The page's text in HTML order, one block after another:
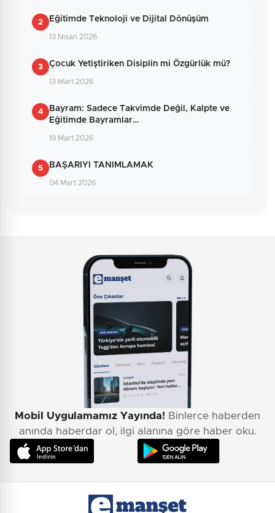
Güvenlik Sorusu:
2 Eğitimde Teknoloji ve Dijital Dönüşüm
13 Nisan 2026
3 Çocuk Yetiştiriken Disiplin mi Özgürlük mü?
13 Mart 2026
4
Bayram: Sadece Takvimde Değil, Kalpte ve
Eğitimde Bayramlar…
19 Mart 2026
5 BAŞARIYI TANIMLAMAK
04 Mart 2026
Mobil Uygulamamız Yayında! Binlerce haberden
anında haberdar ol, ilgi alanına göre haber oku.